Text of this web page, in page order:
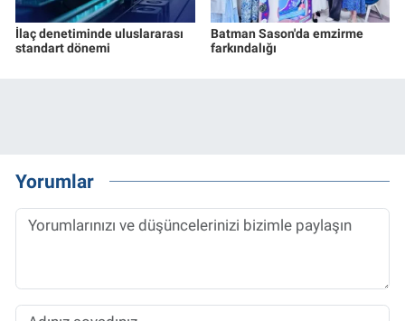
İlaç denetiminde uluslararası
standart dönemi
Batman Sason'da emzirme
farkındalığı
Yorumlar